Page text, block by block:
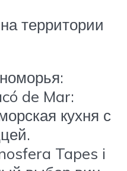
территории
de Mar:
кухня с
Tapes i